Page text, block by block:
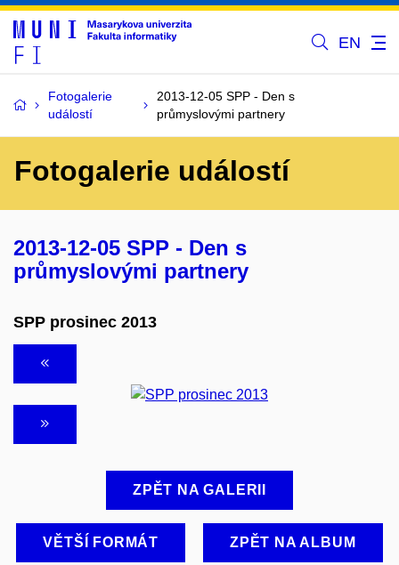
EN
Fotogalerie
událostí
2013-12-05 SPP - Den s
průmyslovými partnery
Fotogalerie událostí
2013-12-05 SPP - Den s
průmyslovými partnery
SPP prosinec 2013
ZPĚT NA GALERII
VĚTŠÍ FORMÁT ZPĚT NA ALBUM